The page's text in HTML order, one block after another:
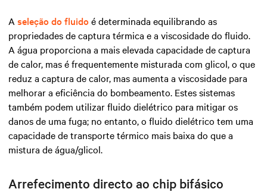
A seleção do fluidoé determinada equilibrando as
propriedades de captura térmica e a viscosidade do fluido.
A água proporciona a mais elevada capacidade de captura
de calor, mas é frequentemente misturada com glicol, o que
reduz a captura de calor, mas aumenta a viscosidade para
melhorar a eficiência do bombeamento. Estes sistemas
também podem utilizar fluido dielétrico para mitigar os
danos de uma fuga; no entanto, o fluido dielétrico tem uma
capacidade de transporte térmico mais baixa do que a
mistura de água/glicol.
Arrefecimento directo ao chip bifásico